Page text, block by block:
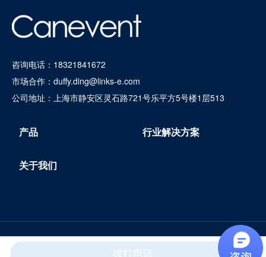
咨询电话： 18321841672
市场合作： duffy.ding@links-e.com
公司地址：上海市静安区灵石路721号乐平方5号楼1层513
产品 行业解决方案
关于我们
© Copyright 2020 canevent.com,inc. All rights reserved
沪ICP
备17035161号-1
拨打电话